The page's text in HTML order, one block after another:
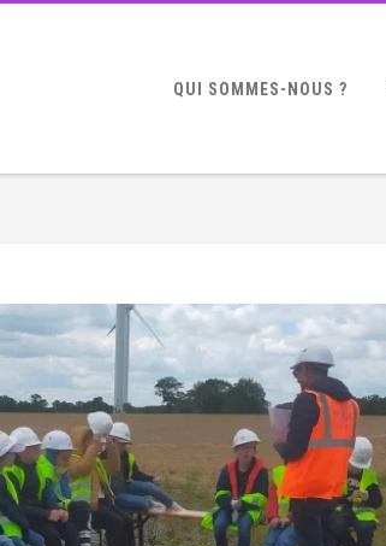
QUI SOMMES-NOUS ?